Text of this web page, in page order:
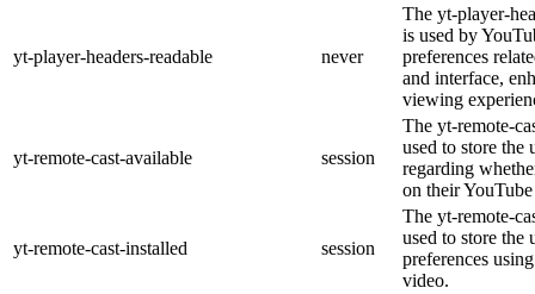
yt-player-headers-readable never
The yt-player-
is used by
preferences
and interface,
viewing
yt-remote-cast-available session
The yt-remote-
used to store the
regarding
on their
yt-remote-cast-installed session
The yt-remote-
used to store the
preferences
video.